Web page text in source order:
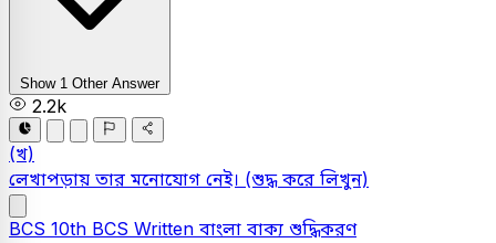
Show 1 Other Answer
2.2k
(খ)
লেখাপড়ায় তার মনােযােগ নেই। (শুদ্ধ করে লিখুন)
BCS 10th BCS Written বাংলা বাক্য শুদ্ধিকরণ